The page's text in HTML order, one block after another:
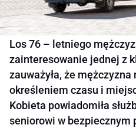
Los 76 – letniego
zainteresowanie jednej z
zauważyła, że
określeniem czasu i
Kobieta powiadomiła
seniorowi w bezpiecznym